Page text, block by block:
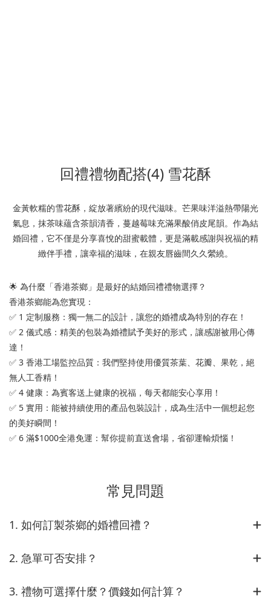
回禮禮物配搭(4) 雪花酥
金黃軟糯的雪花酥，綻放著繽紛的現代滋味。芒果味洋溢熱帶陽光
氣息，抹茶味蘊含茶韻清香，蔓越莓味充滿果酸俏皮尾韻。作為結
婚回禮，它不僅是分享喜悅的甜蜜載體，更是滿載感謝與祝福的精
緻伴手禮，讓幸福的滋味，在親友唇齒間久久縈繞。
🌟 為什麼「香港茶鄉」是最好的結婚回禮禮物選擇？
香港茶鄉能為您實現：
✅ 1 定制服務：獨一無二的設計，讓您的婚禮成為特別的存在！
✅ 2 儀式感：精美的包裝為婚禮賦予美好的形式，讓感謝被用心傳
達！
✅ 3 香港工場監控品質：我們堅持使用優質茶葉、花瓣、果乾，絕
無人工香精！
✅ 4 健康：為賓客送上健康的祝福，每天都能安心享用！
✅ 5 實用：能被持續使用的產品包裝設計，成為生活中一個想起您
的美好瞬間！
✅ 6 滿$1000全港免運：幫你提前直送會場，省卻運輸煩惱！
常見問題
1. 如何訂製茶鄉的婚禮回禮？
2. 急單可否安排？
3. 禮物可選擇什麼？價錢如何計算？